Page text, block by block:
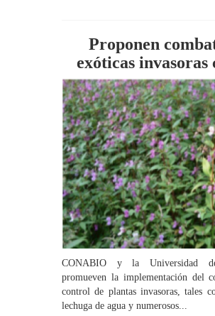
Proponen
exóticas invasoras
CONABIO y la Universidad
promueven la implementación del
control de plantas invasoras, tales
lechuga de agua y numerosos...